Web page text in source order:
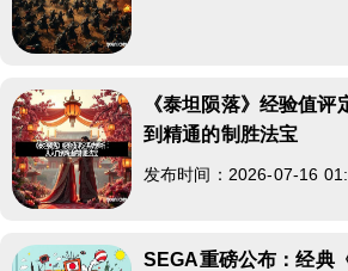
《泰坦陨落》经验值评
到精通的制胜法宝
发布时间：2026-07-16
SEGA重磅公布：经典